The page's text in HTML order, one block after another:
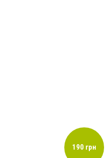
190 грн